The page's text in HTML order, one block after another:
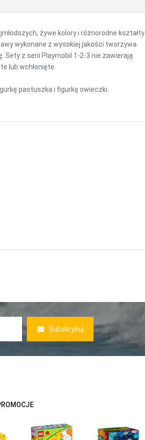
żywe kolory i różnorodne kształty
wykonane z wysokiej jakości tworzywa
Sety z serii Playmobil 1-2-3 nie zawierają
lub wchłonięte.
pastuszka i figurkę owieczki.
Subskrybuj